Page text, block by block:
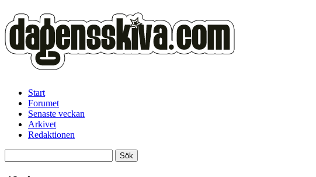
Start
Forumet
Senaste veckan
Arkivet
Redaktionen